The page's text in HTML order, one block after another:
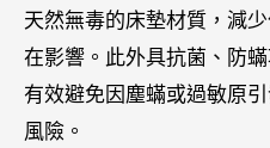
天然無毒的床墊材質，減
在影響。此外具抗菌、防
有效避免因塵蟎或過敏原
風險。